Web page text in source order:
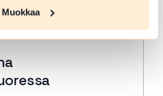
Muokkaa